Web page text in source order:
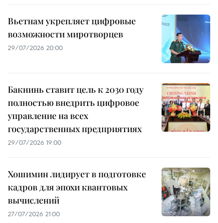
Вьетнам укрепляет цифровые
возможности миротворцев
29/07/2026 20:00
Бакнинь ставит цель к 2030 году
полностью внедрить цифровое
управление на всех
государственных предприятиях
29/07/2026 19:00
Хошимин лидирует в подготовке
кадров для эпохи квантовых
вычислений
27/07/2026 21:00